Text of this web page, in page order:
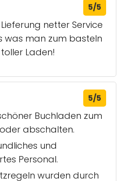
5/5
netter Service
was man zum basteln
Laden!
5/5
Buchladen zum
abschalten.
und
Personal.
wurden durch